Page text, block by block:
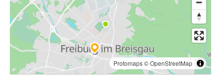
Protomaps©OpenStreetMap